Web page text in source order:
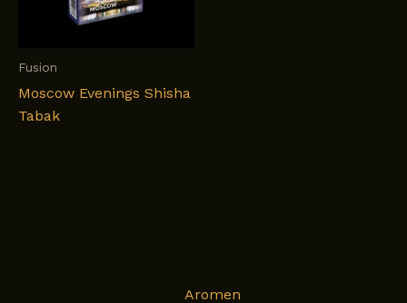
Fusion
Moscow Evenings Shisha
Tabak
Aromen